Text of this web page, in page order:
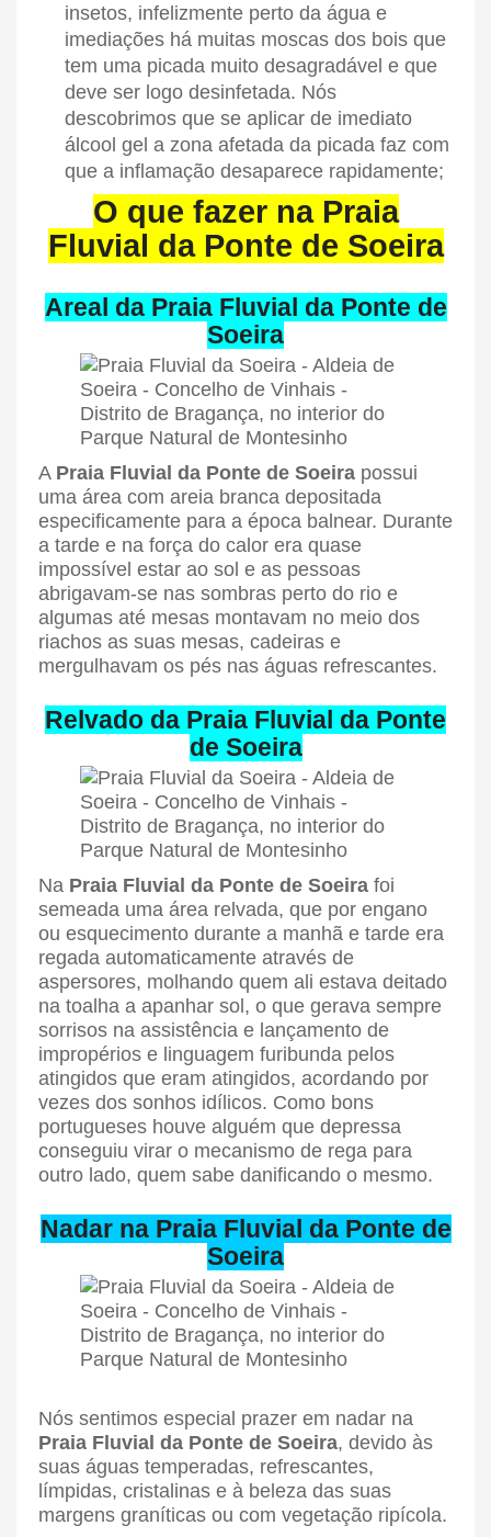
insetos, infelizmente perto da água e
imediações há muitas moscas dos bois que
tem uma picada muito desagradável e que
deve ser logo desinfetada. Nós
descobrimos que se aplicar de imediato
álcool gel a zona afetada da picada faz com
que a inflamação desaparece rapidamente;
O que fazer na Praia
Fluvial da Ponte de Soeira
Areal da Praia Fluvial da Ponte de
Soeira
A Praia Fluvial da Ponte de Soeira possui
uma área com areia branca depositada
especificamente para a época balnear. Durante
a tarde e na força do calor era quase
impossível estar ao sol e as pessoas
abrigavam-se nas sombras perto do rio e
algumas até mesas montavam no meio dos
riachos as suas mesas, cadeiras e
mergulhavam os pés nas águas refrescantes.
Relvado da Praia Fluvial da Ponte
de Soeira
Na Praia Fluvial da Ponte de Soeira foi
semeada uma área relvada, que por engano
ou esquecimento durante a manhã e tarde era
regada automaticamente através de
aspersores, molhando quem ali estava deitado
na toalha a apanhar sol, o que gerava sempre
sorrisos na assistência e lançamento de
impropérios e linguagem furibunda pelos
atingidos que eram atingidos, acordando por
vezes dos sonhos idílicos. Como bons
portugueses houve alguém que depressa
conseguiu virar o mecanismo de rega para
outro lado, quem sabe danificando o mesmo.
Nadar na Praia Fluvial da Ponte de
Soeira
Nós sentimos especial prazer em nadar na
Praia Fluvial da Ponte de Soeira, devido às
suas águas temperadas, refrescantes,
límpidas, cristalinas e à beleza das suas
margens graníticas ou com vegetação ripícola.